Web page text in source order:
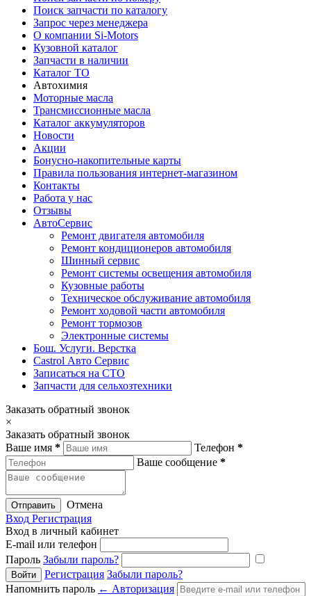
Поиск запчасти по каталогу
Запрос через менеджера
О компании Si-Motors
Кузовной каталог
Запчасти в наличии
Каталог ТО
Автохимия
Моторные масла
Трансмиссионные масла
Каталог аккумуляторов
Новости
Акции
Бонусно-накопительные карты
Правила пользования интернет-магазином
Контакты
Работа у нас
Отзывы
АвтоСервис
Ремонт двигателя автомобиля
Ремонт кондиционеров автомобиля
Шинный сервис
Ремонт системы освещения автомобиля
Кузовные работы
Техническое обслуживание автомобиля
Ремонт ходовой части автомобиля
Ремонт тормозов
Электронные системы
Бош. Услуги. Верстка
Castrol Авто Сервис
Записаться на СТО
Запчасти для сельхозтехники
Заказать обратный звонок
×
Заказать обратный звонок
Ваше имя * Телефон *
Ваше сообщение *
Отправить
Отмена
Вход Регистрация
Вход в личный кабинет
E-mail или телефон
Пароль Забыли пароль?
Регистрация Забыли пароль?
Напомнить пароль ← Авторизация